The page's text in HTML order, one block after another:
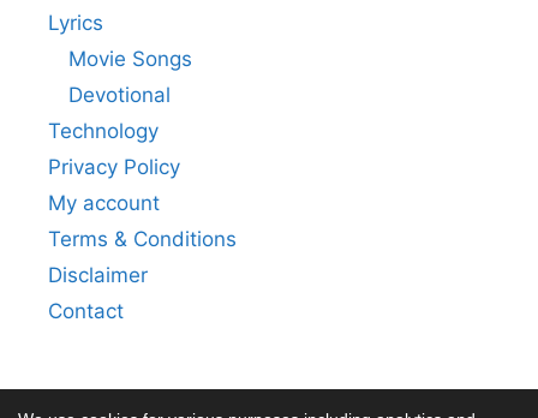
Lyrics
Movie Songs
Devotional
Technology
Privacy Policy
My account
Terms & Conditions
Disclaimer
Contact